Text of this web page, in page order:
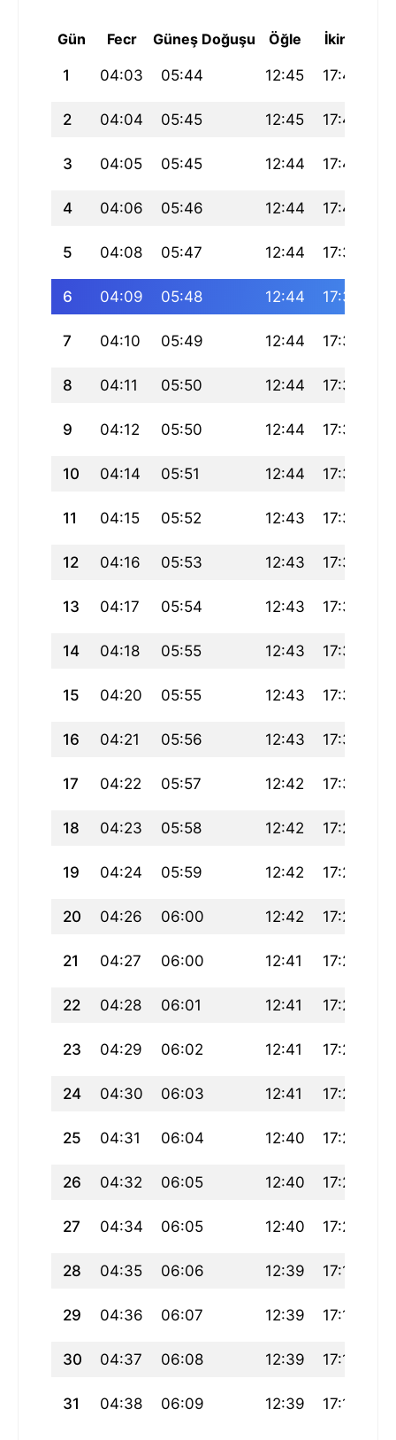
Gün Fecr Güneş Doğuşu Öğle İkindi
1 04:03 05:44 12:45 17:41
2 04:04 05:45 12:45 17:41
3 04:05 05:45 12:44 17:40
4 04:06 05:46 12:44 17:40
5 04:08 05:47 12:44 17:39
6 04:09 05:48 12:44 17:38
7 04:10 05:49 12:44 17:38
8 04:11 05:50 12:44 17:37
9 04:12 05:50 12:44 17:36
10 04:14 05:51 12:44 17:36
11 04:15 05:52 12:43 17:35
12 04:16 05:53 12:43 17:34
13 04:17 05:54 12:43 17:33
14 04:18 05:55 12:43 17:32
15 04:20 05:55 12:43 17:32
16 04:21 05:56 12:43 17:31
17 04:22 05:57 12:42 17:30
18 04:23 05:58 12:42 17:29
19 04:24 05:59 12:42 17:28
20 04:26 06:00 12:42 17:27
21 04:27 06:00 12:41 17:26
22 04:28 06:01 12:41 17:25
23 04:29 06:02 12:41 17:24
24 04:30 06:03 12:41 17:24
25 04:31 06:04 12:40 17:23
26 04:32 06:05 12:40 17:22
27 04:34 06:05 12:40 17:20
28 04:35 06:06 12:39 17:19
29 04:36 06:07 12:39 17:18
30 04:37 06:08 12:39 17:17
31 04:38 06:09 12:39 17:16